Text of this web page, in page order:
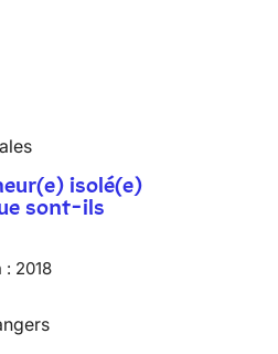
isolé(e)
sont-ils
: 2018